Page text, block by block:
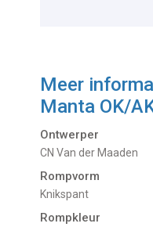
Meer
Manta OK/
Ontwerper
CN Van der Maaden
Rompvorm
Knikspant
Rompkleur